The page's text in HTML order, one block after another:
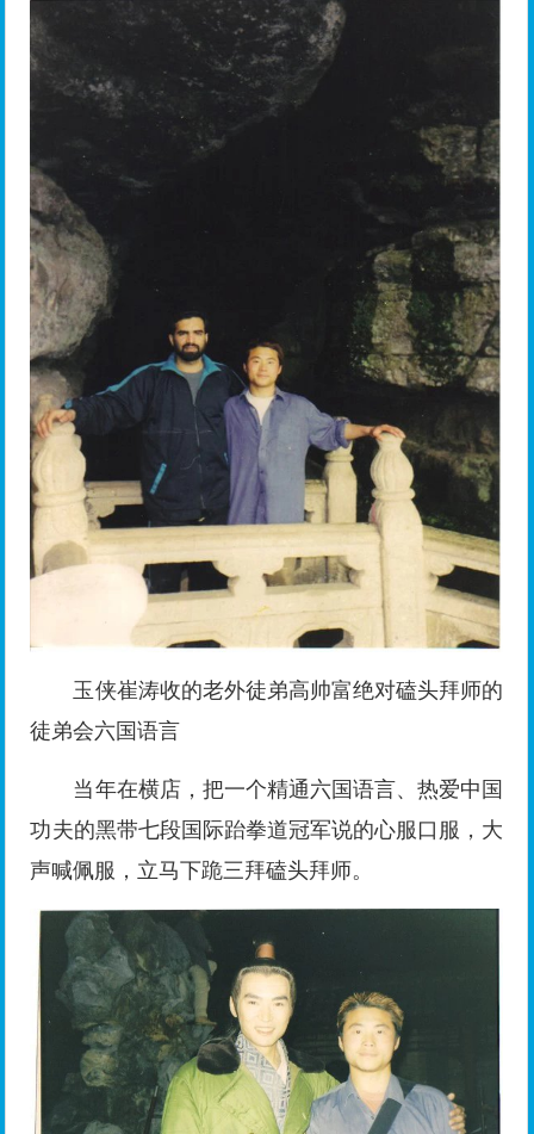
玉侠崔涛收的老外徒弟高帅富绝对磕头拜师的
徒弟会六国语言
当年在横店，把一个精通六国语言、热爱中国
功夫的黑带七段国际跆拳道冠军说的心服口服，大
声喊佩服，立马下跪三拜磕头拜师。